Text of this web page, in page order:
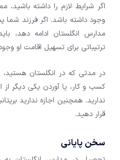
اگر شرایط لازم را داشته
وجود داشته باشد. اگر فرزند
مدارس انگلستان ادامه دهد،
ترتیباتی برای تسهیل اقامت او
در مدتی که در انگلستان هستید،
کسب و کار، یا آوردن یکی دیگر از
ندارید. همچنین اجازه ندارید
قرار دهید.
سخن پایانی